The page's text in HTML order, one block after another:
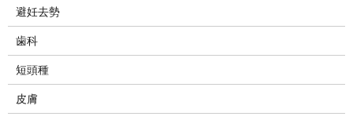
避妊去勢
歯科
短頭種
皮膚